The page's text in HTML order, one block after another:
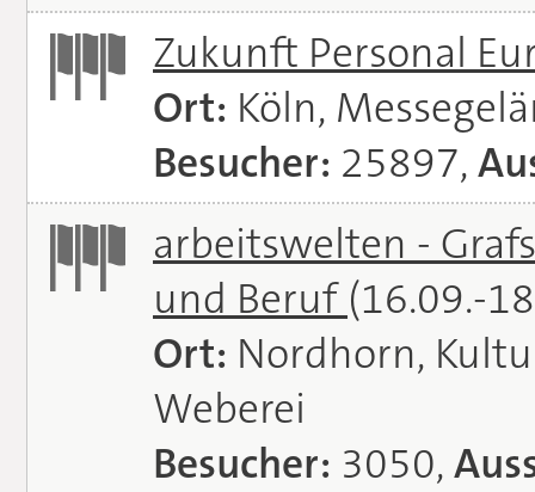
Zukunft Personal
Ort: Köln,
Besucher: 25897,
arbeitswelten -
und Beruf (16.09.-
Ort: Nordhorn,
Weberei
Besucher: 3050,